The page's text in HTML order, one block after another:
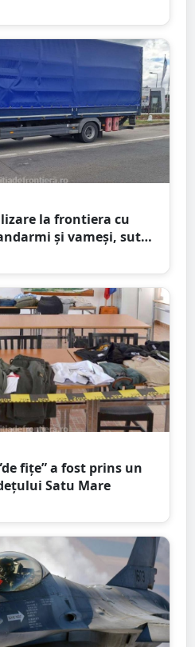
județul vecin
la frontiera cu
și vameși, sute
fițe” a fost prins un
Satu Mare